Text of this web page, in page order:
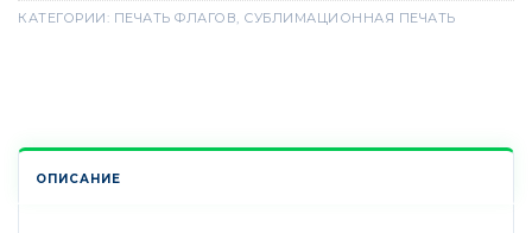
КАТЕГОРИИ: ПЕЧАТЬ ФЛАГОВ, СУБЛИМАЦИОННАЯ ПЕЧАТЬ
ОПИСАНИЕ